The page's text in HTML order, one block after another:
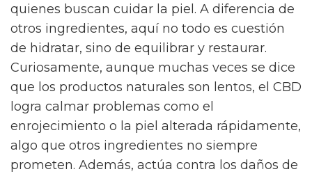
quienes buscan cuidar la piel. A diferencia de
otros ingredientes, aquí no todo es cuestión
de hidratar, sino de equilibrar y restaurar.
Curiosamente, aunque muchas veces se dice
que los productos naturales son lentos, el CBD
logra calmar problemas como el
enrojecimiento o la piel alterada rápidamente,
algo que otros ingredientes no siempre
prometen. Además, actúa contra los daños de